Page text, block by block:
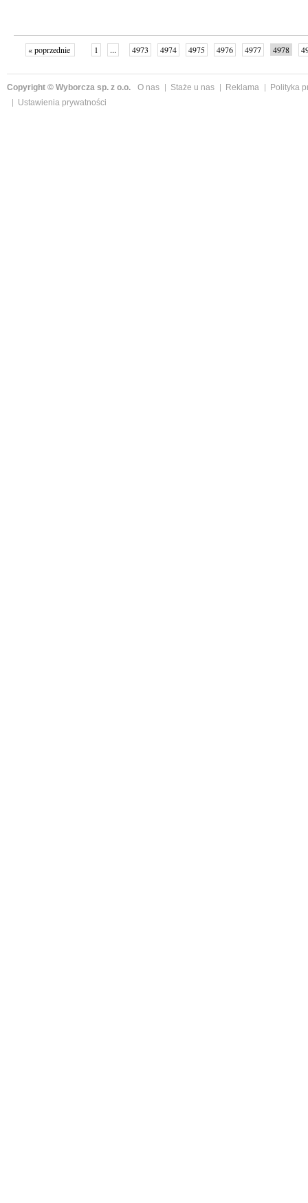
« poprzednie 1 ... 4973 4974 4975 4976 4977 4978
Copyright © Wyborcza sp. z o.o. O nas Staże u nas Reklama
Polityka
Ustawienia prywatności